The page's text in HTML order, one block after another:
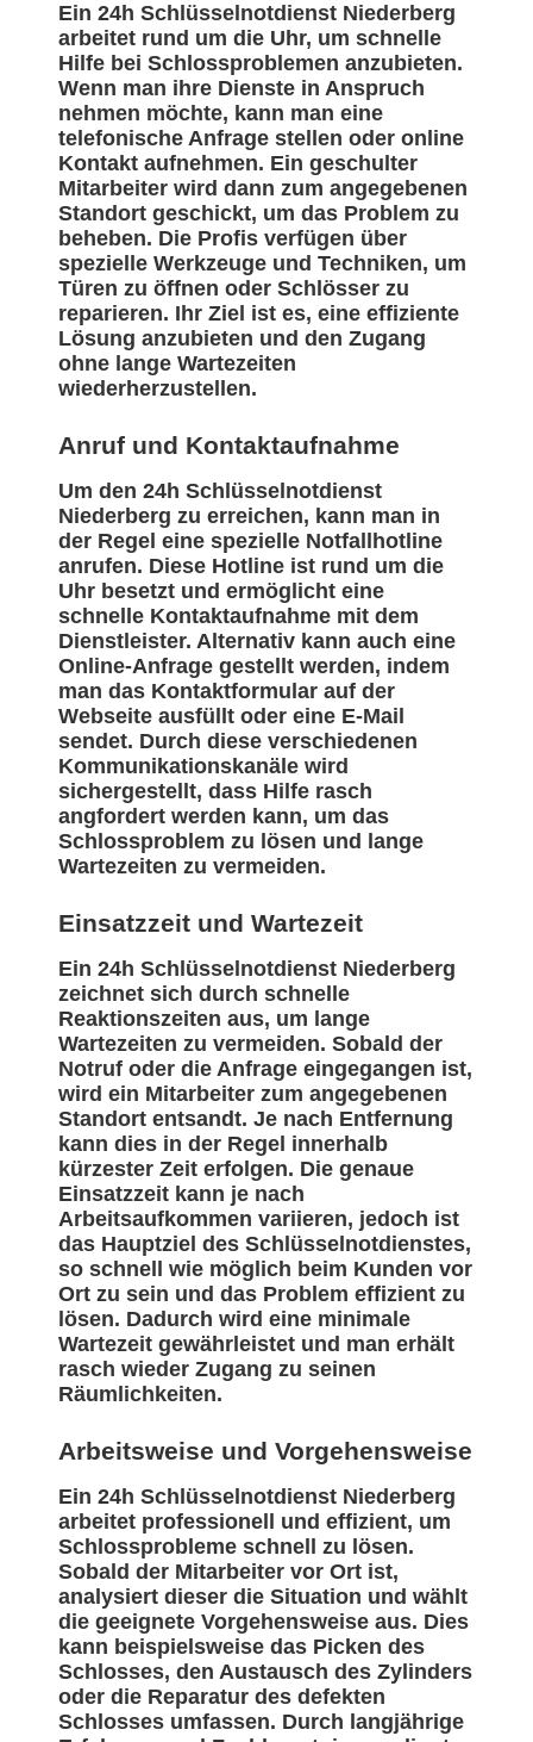
Ein 24h Schlüsselnotdienst Niederberg
arbeitet rund um die Uhr, um schnelle
Hilfe bei Schlossproblemen anzubieten.
Wenn man ihre Dienste in Anspruch
nehmen möchte, kann man eine
telefonische Anfrage stellen oder online
Kontakt aufnehmen. Ein geschulter
Mitarbeiter wird dann zum angegebenen
Standort geschickt, um das Problem zu
beheben. Die Profis verfügen über
spezielle Werkzeuge und Techniken, um
Türen zu öffnen oder Schlösser zu
reparieren. Ihr Ziel ist es, eine effiziente
Lösung anzubieten und den Zugang
ohne lange Wartezeiten
wiederherzustellen.
Anruf und Kontaktaufnahme
Um den 24h Schlüsselnotdienst
Niederberg zu erreichen, kann man in
der Regel eine spezielle Notfallhotline
anrufen. Diese Hotline ist rund um die
Uhr besetzt und ermöglicht eine
schnelle Kontaktaufnahme mit dem
Dienstleister. Alternativ kann auch eine
Online-Anfrage gestellt werden, indem
man das Kontaktformular auf der
Webseite ausfüllt oder eine E-Mail
sendet. Durch diese verschiedenen
Kommunikationskanäle wird
sichergestellt, dass Hilfe rasch
angfordert werden kann, um das
Schlossproblem zu lösen und lange
Wartezeiten zu vermeiden.
Einsatzzeit und Wartezeit
Ein 24h Schlüsselnotdienst Niederberg
zeichnet sich durch schnelle
Reaktionszeiten aus, um lange
Wartezeiten zu vermeiden. Sobald der
Notruf oder die Anfrage eingegangen ist,
wird ein Mitarbeiter zum angegebenen
Standort entsandt. Je nach Entfernung
kann dies in der Regel innerhalb
kürzester Zeit erfolgen. Die genaue
Einsatzzeit kann je nach
Arbeitsaufkommen variieren, jedoch ist
das Hauptziel des Schlüsselnotdienstes,
so schnell wie möglich beim Kunden vor
Ort zu sein und das Problem effizient zu
lösen. Dadurch wird eine minimale
Wartezeit gewährleistet und man erhält
rasch wieder Zugang zu seinen
Räumlichkeiten.
Arbeitsweise und Vorgehensweise
Ein 24h Schlüsselnotdienst Niederberg
arbeitet professionell und effizient, um
Schlossprobleme schnell zu lösen.
Sobald der Mitarbeiter vor Ort ist,
analysiert dieser die Situation und wählt
die geeignete Vorgehensweise aus. Dies
kann beispielsweise das Picken des
Schlosses, den Austausch des Zylinders
oder die Reparatur des defekten
Schlosses umfassen. Durch langjährige